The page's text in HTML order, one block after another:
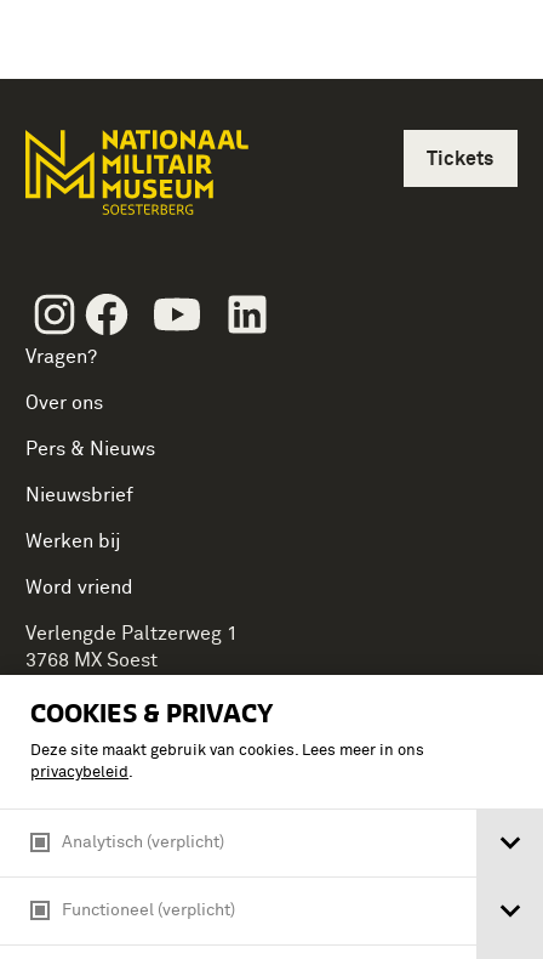
COOKIES & PRIVACY
Deze site maakt gebruik van cookies. Lees meer in ons
privacybeleid .
Analytisch (verplicht)
Functioneel (verplicht)
InstagramFacebookYoutube
Vragen?
Over ons
Pers & Nieuws
Nieuwsbrief
Werken bij
Word vriend
Tickets
Verlengde Paltzerweg 1
3768 MX Soest
Onderdeel van Stichting Koninklijke Defensiemusea,